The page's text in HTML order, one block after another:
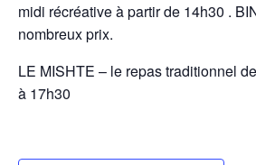
midi récréative à partir de 14h30 .
nombreux prix.
LE MISHTE – le repas traditionnel
à 17h30